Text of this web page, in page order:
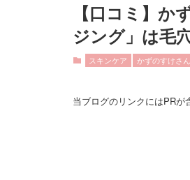
【口コミ】
ジング」は毛
スキンケア かずのすけさ
当ブログのリンクにはPRが